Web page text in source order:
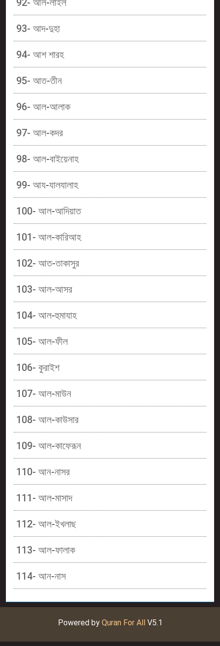
92- আল-লাইল
93- আদ-দুহা
94- আশ শারহ
95- আত-তীন
96- আল-আলাক
97- আল-কদর
98- আল-বাইয়েনাহ
99- আয-যালযালাহ
100- আল-আদিয়াত
101- আল-কারিআহ
102- আত-তাকাসুর
103- আল-আসর
104- আল-হুমাযাহ
105- আল-ফীল
106- কুরাইশ
107- আল-মাউন
108- আল-কাউসার
109- আল-কাফেরূন
110- আন-নাসর
111- আল-মাসাদ
112- আল-ইখলাছ
113- আল-ফালাক
114- আন-নাস
Powered by Quran For AllV5.1